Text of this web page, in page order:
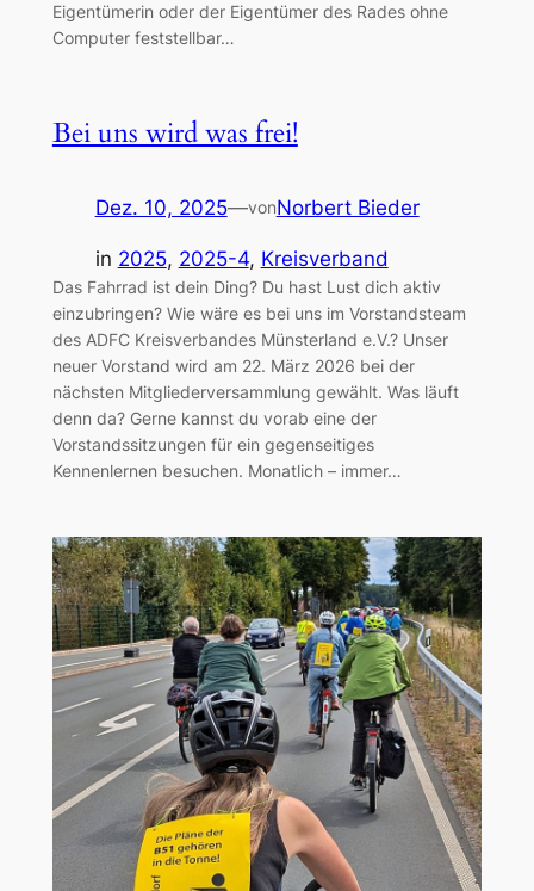
Eigentümerin oder der Eigentümer des Rades ohne
Computer feststellbar…
Bei uns wird was frei!
Dez. 10, 2025—vonNorbert Bieder
in 2025, 2025-4, Kreisverband
Das Fahrrad ist dein Ding? Du hast Lust dich aktiv
einzubringen? Wie wäre es bei uns im Vorstandsteam
des ADFC Kreisverbandes Münsterland e.V.? Unser
neuer Vorstand wird am 22. März 2026 bei der
nächsten Mitgliederversammlung gewählt. Was läuft
denn da? Gerne kannst du vorab eine der
Vorstandssitzungen für ein gegenseitiges
Kennenlernen besuchen. Monatlich – immer…